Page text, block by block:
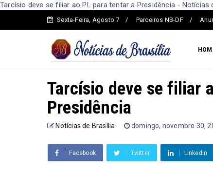
Tarcísio deve se filiar ao PL para tentar a Presidência - Notícias
Sexta-Feira, Agosto 7 Parceiros NB-DF
Tarcísio deve se filiar
Presidência
Notícias de Brasília domingo, novembro 30,
Facebook Twitter Linkedin